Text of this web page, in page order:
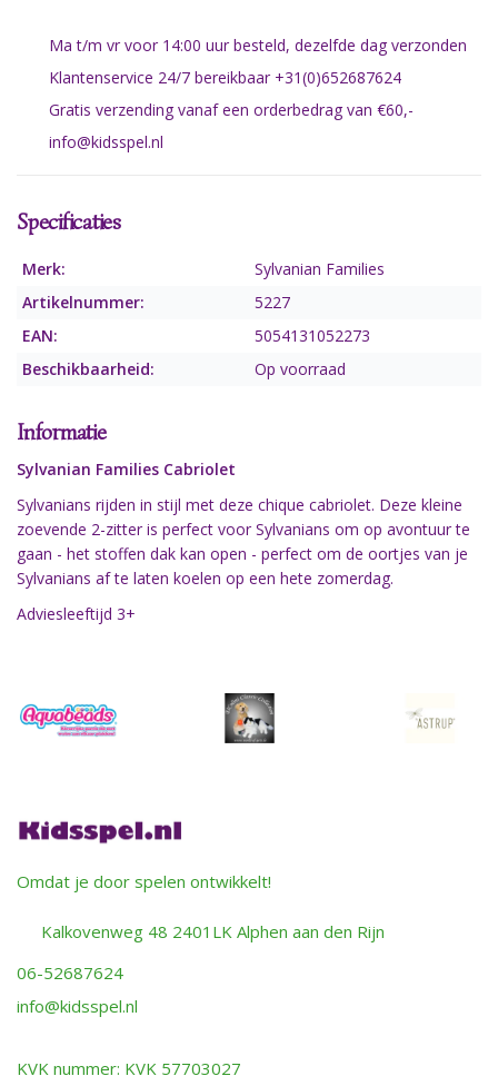
Ma t/m vr voor 14:00 uur besteld, dezelfde dag verzonden
Klantenservice 24/7 bereikbaar +31(0)652687624
Gratis verzending vanaf een orderbedrag van €60,-
info@kidsspel.nl
Specificaties
Merk:
Sylvanian Families
Artikelnummer:
5227
EAN:
5054131052273
Beschikbaarheid:
Op voorraad
Informatie
Sylvanian Families Cabriolet
Sylvanians rijden in stijl met deze chique cabriolet. Deze kleine
zoevende 2-zitter is perfect voor Sylvanians om op avontuur te
gaan - het stoffen dak kan open - perfect om de oortjes van je
Sylvanians af te laten koelen op een hete zomerdag.
Adviesleeftijd 3+
Omdat je door spelen ontwikkelt!
Kalkovenweg 48 2401LK Alphen aan den Rijn
06-52687624
info@kidsspel.nl
KVK nummer: KVK 57703027